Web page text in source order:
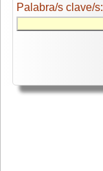
Palabra/s clave/s: